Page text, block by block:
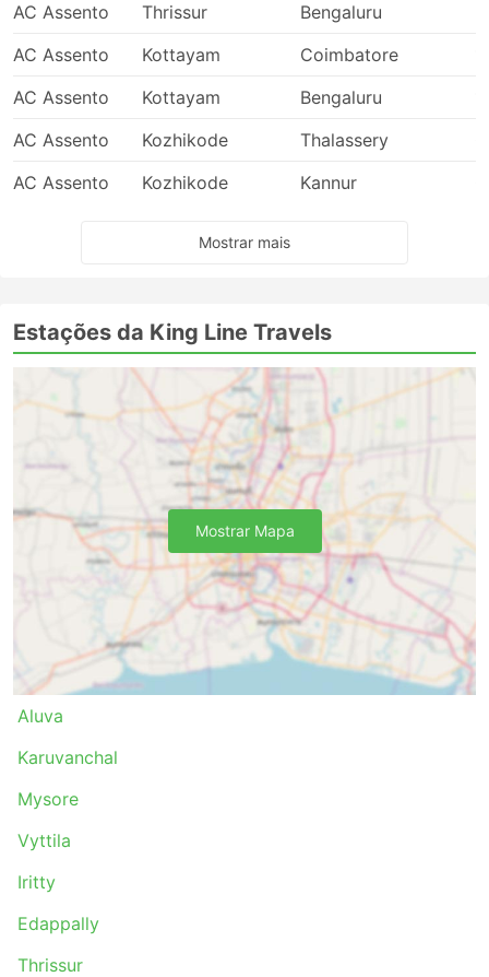
AC Assento
Thrissur Bengaluru
AC Assento
Kottayam Coimbatore
AC Assento
Kottayam Bengaluru
AC Assento
Kozhikode Thalassery
AC Assento
Kozhikode Kannur
Mostrar mais
Estações da King Line Travels
Aluva
Karuvanchal
Mysore
Vyttila
Iritty
Edappally
Thrissur
Mostrar Mapa